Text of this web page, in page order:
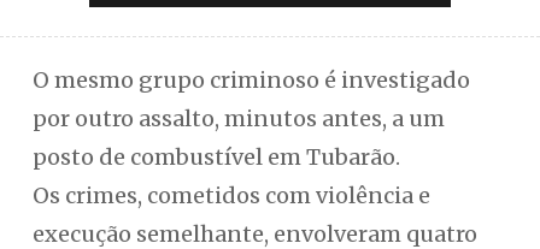
O mesmo grupo criminoso é investigado
por outro assalto, minutos antes, a um
posto de combustível em Tubarão.
Os crimes, cometidos com violência e
execução semelhante, envolveram quatro